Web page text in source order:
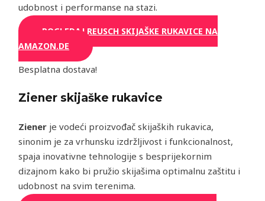
udobnost i performanse na stazi.
POGLEDAJ REUSCH SKIJAŠKE RUKAVICE NA
AMAZON.DE
Besplatna dostava!
Ziener skijaške rukavice
Ziener je vodeći proizvođač skijaških rukavica,
sinonim je za vrhunsku izdržljivost i funkcionalnost,
spaja inovativne tehnologije s besprijekornim
dizajnom kako bi pružio skijašima optimalnu zaštitu i
udobnost na svim terenima.